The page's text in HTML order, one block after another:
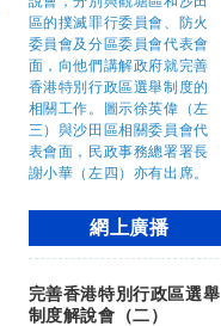
網上廣播
完善香港特別行政區選舉
制度解說會（二）